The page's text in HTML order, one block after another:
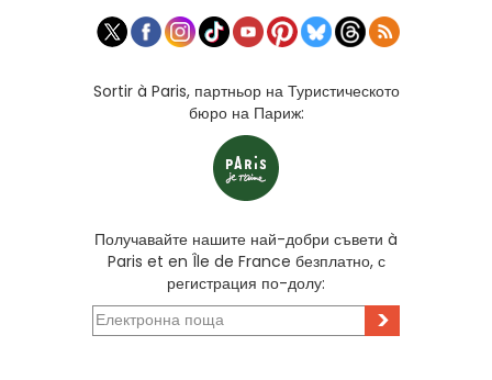
Sortir à Paris, партньор на Туристическото
бюро на Париж:
Получавайте нашите най-добри съвети à
Paris et en Île de France безплатно, с
регистрация по-долу:
>